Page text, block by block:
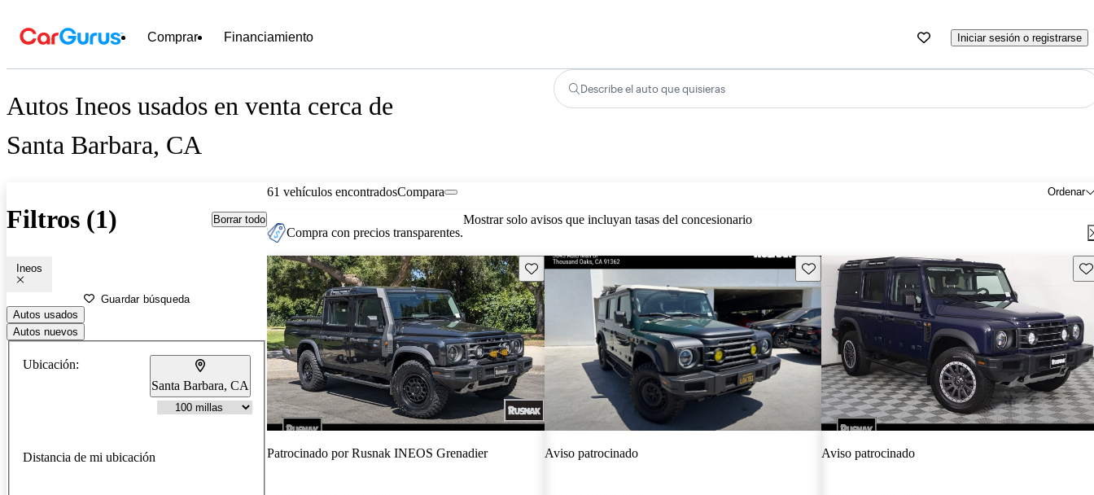
Comprar Financiamiento Iniciar sesión o registrarse
Autos Ineos usados en venta cerca de
Santa Barbara, CA
Describe el auto que quisieras
Filtros (1) Borrar todo
Ineos
Guardar búsqueda
Autos usados
Autos nuevos
Ubicación:
Santa Barbara, CA
Distancia de mi ubicación
61 vehículos encontrados Ordenar
Compara
Compra con precios transparentes.
Mostrar solo avisos que incluyan tasas del concesionario
Guarda este Aviso
Patrocinado porRusnak INEOS Grenadier
Guarda este Aviso
Aviso patrocinado Aviso patrocinado